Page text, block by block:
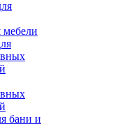
мебели
бани и